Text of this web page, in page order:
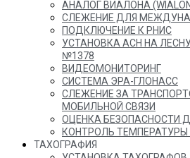
АНАЛОГ ВИАЛОНА
СЛЕЖЕНИЕ ДЛЯ
ПОДКЛЮЧЕНИЕ К РНИС
УСТАНОВКА АСН НА
№1378
ВИДЕОМОНИТОРИНГ
СИСТЕМА ЭРА-ГЛОНАСС
СЛЕЖЕНИЕ ЗА
МОБИЛЬНОЙ СВЯЗИ
ОЦЕНКА БЕЗОПАСНОСТИ
КОНТРОЛЬ
ТАХОГРАФИЯ